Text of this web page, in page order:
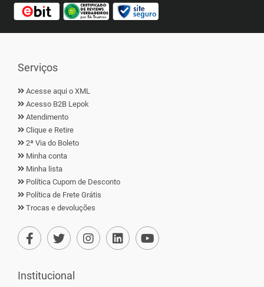
Serviços
Acesse aqui o XML
Acesso B2B Lepok
Atendimento
Clique e Retire
2ª Via do Boleto
Minha conta
Minha lista
Política Cupom de Desconto
Política de Frete Grátis
Trocas e devoluções
Institucional